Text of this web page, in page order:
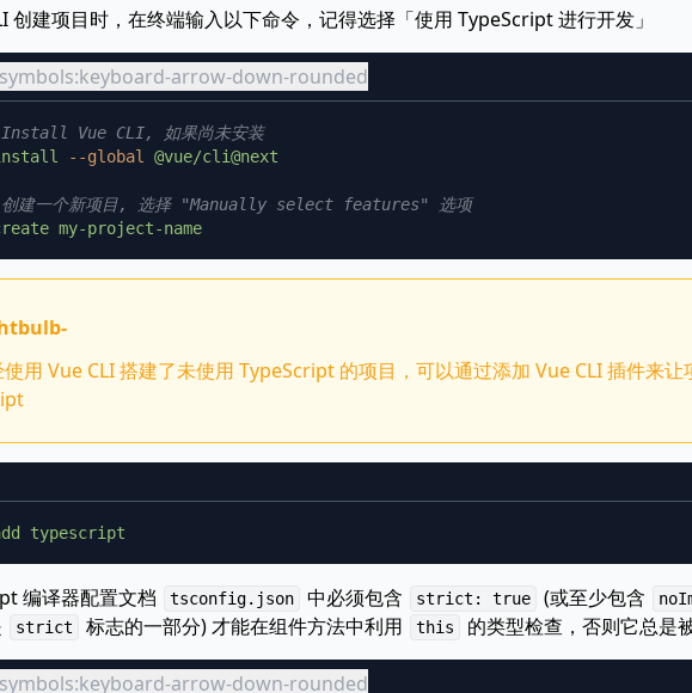
创建项目时，在终端输入以下命令，记得选择「使用 TypeScript 进行开发」
arrow-down-rounded
--global
用 Vue CLI 搭建了未使用 TypeScript 的项目，可以通过添加 Vue CLI 插件来让
编译器配置文档 tsconfig.json 中必须包含 strict: true (或至少包含
strict 标志的一部分) 才能在组件方法中利用 this 的类型检查，否则它总是
arrow-down-rounded